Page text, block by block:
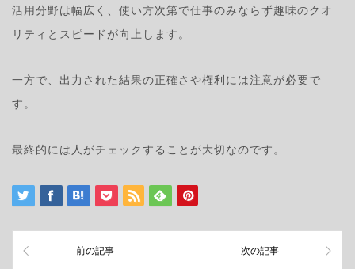
活用分野は幅広く、使い方次第で仕事のみならず趣味のクオ
リティとスピードが向上します。
一方で、出力された結果の正確さや権利には注意が必要で
す。
最終的には人がチェックすることが大切なのです。
前の記事 次の記事